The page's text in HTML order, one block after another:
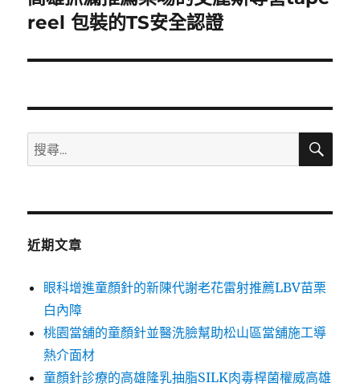
一
文
reel 包裝的TS安全認證
搜
尋
鍵
搜
近期文章
眼科增進童顏針的新陳代謝老花雷射推薦LBV苗栗
白內障
桃園當舖的童顏針並醫洗臉幫助松山區當舖施工導
熱介面材
童顏針診療的高雄隆乳抽脂SILK肉毒桿菌權威高雄